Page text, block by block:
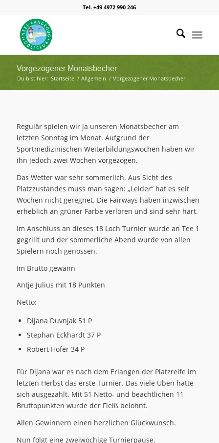
Tel. +49 4972 990 246
Vorgezogener Monatsbecher
Du bist hier: Startseite / Allgemein / Vorgezogener Monatsbecher
Regulär spielen wir ja unseren Monatsbecher am
letzten Sonntag im Monat. Aufgrund der
Sportmedizinischen Weiterbildungswochen haben wir
ihn jedoch zwei Wochen vorgezogen.
Das Wetter war sehr sommerlich. Aus Sicht des
Platzzustandes muss man sagen: „Leider“ hat es seit
Wochen nicht geregnet. Die Fairways haben inzwischen
erheblich an grüner Farbe verloren und sind sehr hart.
Im Anschluss an dieses 18 Loch Turnier wurde an Tee 1
gegrillt und der sommerliche Abend wurde von allen
Spielern noch genossen.
Im Brutto gewann
Antje Julius mit 18 Punkten
Netto:
Dijana Duvnjak 51 P
Stephan Eckhardt 37 P
Robert Hofer 34 P
Für Dijana war es nach dem Erlangen der Platzreife im
letzten Herbst das erste Turnier. Das viele Üben hatte
sich ausgezahlt. Mit 51 Netto- und beachtlichen 11
Bruttopunkten wurde der Fleiß belohnt.
Allen Gewinnern einen herzlichen Glückwunsch.
Nun folgt eine zweiwöchige Turnierpause.